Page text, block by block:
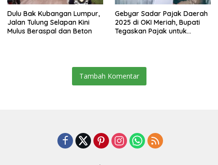
Dulu Bak Kubangan Lumpur,
Jalan Tulung Selapan Kini
Mulus Beraspal dan Beton
Gebyar Sadar Pajak Daerah
2025 di OKI Meriah, Bupati
Tegaskan Pajak untuk
Tambah Komentar